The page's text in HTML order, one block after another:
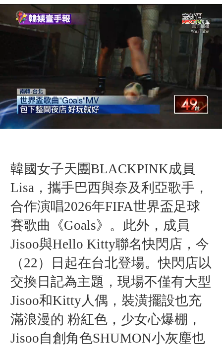
韓國女子天團BLACKPINK成員
Lisa，攜手巴西與奈及利亞歌手，
合作演唱2026年FIFA世界盃足球
賽歌曲《Goals》。此外，成員
Jisoo與Hello Kitty聯名快閃店，今
（22）日起在台北登場。快閃店以
交換日記為主題，現場不僅有大型
Jisoo和Kitty人偶，裝潢擺設也充
滿浪漫的 粉紅色，少女心爆棚，
Jisoo自創角色SHUMON小灰塵也